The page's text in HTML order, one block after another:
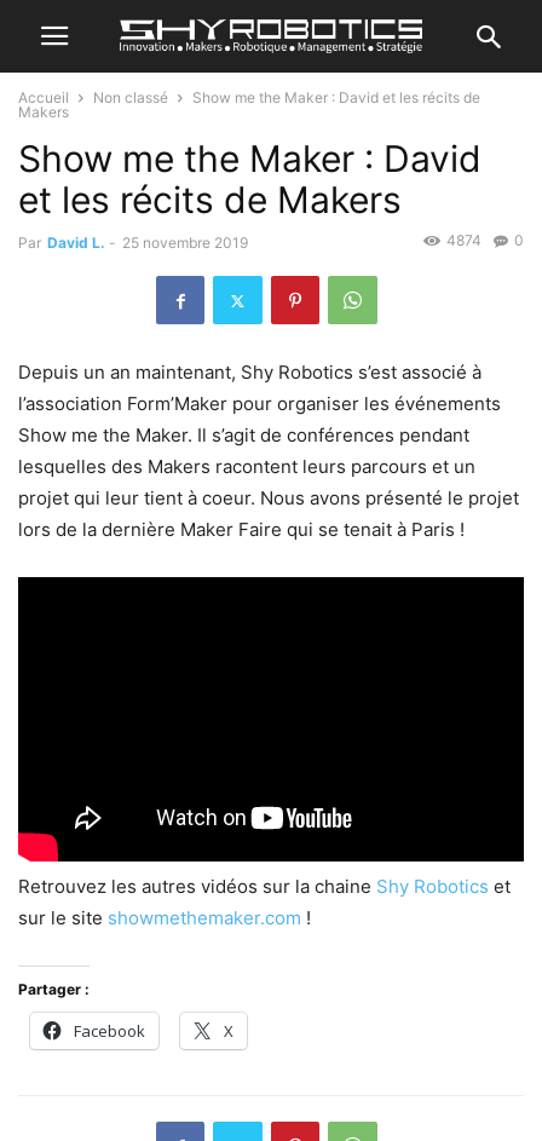
Accueil Non classé
Show me the Maker : David et les récits de
Makers
Show me the Maker : David
et les récits de Makers
Par David L. - 25 novembre 2019 0
4874
Depuis un an maintenant, Shy Robotics s’est associé à
l’association Form’Maker pour organiser les événements
Show me the Maker. Il s’agit de conférences pendant
lesquelles des Makers racontent leurs parcours et un
projet qui leur tient à coeur. Nous avons présenté le projet
lors de la dernière Maker Faire qui se tenait à Paris !
Retrouvez les autres vidéos sur la chaine Shy Robotics et
sur le site showmethemaker.com !
Partager :
Facebook X